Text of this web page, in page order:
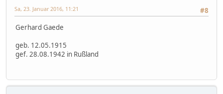
#8
Sa, 23. Januar 2016, 11:21
Gerhard Gaede
geb. 12.05.1915
gef. 28.08.1942 in Rußland